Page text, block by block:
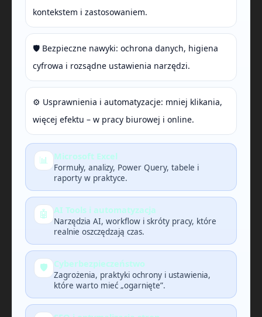
kontekstem i zastosowaniem.
🛡️ Bezpieczne nawyki: ochrona danych, higiena
cyfrowa i rozsądne ustawienia narzędzi.
⚙️ Usprawnienia i automatyzacje: mniej klikania,
więcej efektu – w pracy biurowej i online.
📊 Microsoft Excel
Formuły, analizy, Power Query, tabele i
raporty w praktyce.
🤖 AI Tools i automatyzacja
Narzędzia AI, workflow i skróty pracy, które
realnie oszczędzają czas.
🛡️ Cyberbezpieczeństwo
Zagrożenia, praktyki ochrony i ustawienia,
które warto mieć „ogarnięte”.